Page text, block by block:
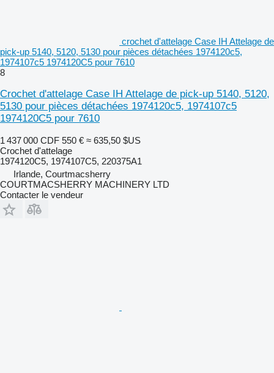
crochet d'attelage Case IH Attelage de
pick-up 5140, 5120, 5130 pour pièces détachées 1974120c5,
1974107c5 1974120C5 pour 7610
8
Crochet d'attelage Case IH Attelage de pick-up 5140, 5120,
5130 pour pièces détachées 1974120c5, 1974107c5
1974120C5 pour 7610
1 437 000 CDF 550 € ≈ 635,50 $US
Crochet d'attelage
1974120C5, 1974107C5, 220375A1
Irlande, Courtmacsherry
COURTMACSHERRY MACHINERY LTD
Contacter le vendeur